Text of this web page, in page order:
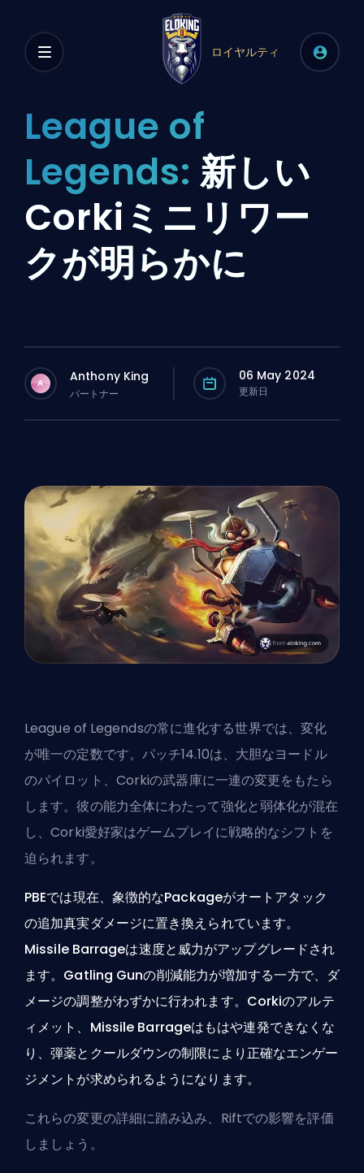
ロイヤルティ
League of
Legends: 新しい
Corkiミニリワー
クが明らかに
A Anthony King
パートナー
06 May 2024
更新日
League of Legendsの常に進化する世界では、変化
が唯一の定数です。パッチ14.10は、大胆なヨードル
のパイロット、Corkiの武器庫に一連の変更をもたら
します。彼の能力全体にわたって強化と弱体化が混在
し、Corki愛好家はゲームプレイに戦略的なシフトを
迫られます。
PBEでは現在、象徴的なPackageがオートアタック
の追加真実ダメージに置き換えられています。
Missile Barrageは速度と威力がアップグレードされ
ます。Gatling Gunの削減能力が増加する一方で、ダ
メージの調整がわずかに行われます。Corkiのアルテ
ィメット、Missile Barrageはもはや連発できなくな
り、弾薬とクールダウンの制限により正確なエンゲー
ジメントが求められるようになります。
これらの変更の詳細に踏み込み、Riftでの影響を評価
しましょう。